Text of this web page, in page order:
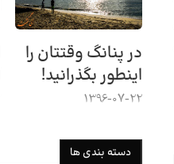
در پنانگ وقتتان را
اینطور بگذرانید!
1396-07-22
دسته بندی ها